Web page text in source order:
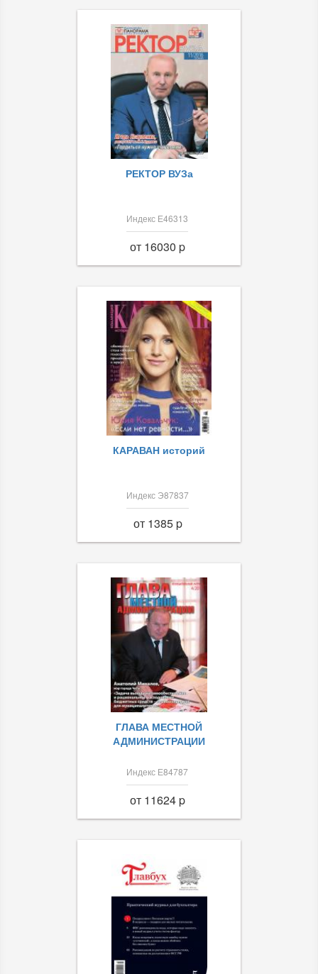
РЕКТОР ВУЗа
Индекс Е46313
от 16030 p
КАРАВАН историй
Индекс Э87837
от 1385 p
ГЛАВА МЕСТНОЙ
АДМИНИСТРАЦИИ
Индекс Е84787
от 11624 p